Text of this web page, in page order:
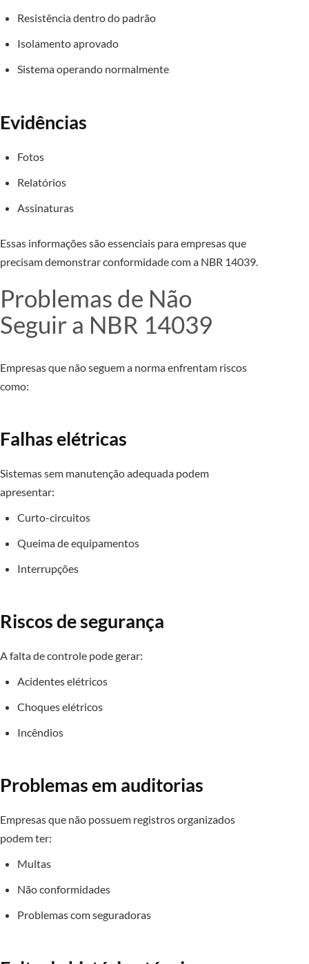
Resistência dentro do padrão
Isolamento aprovado
Sistema operando normalmente
Evidências
Fotos
Relatórios
Assinaturas
Essas informações são essenciais para empresas que
precisam demonstrar conformidade com a NBR 14039.
Problemas de Não
Seguir a NBR 14039
Empresas que não seguem a norma enfrentam riscos
como:
Falhas elétricas
Sistemas sem manutenção adequada podem
apresentar:
Curto-circuitos
Queima de equipamentos
Interrupções
Riscos de segurança
A falta de controle pode gerar:
Acidentes elétricos
Choques elétricos
Incêndios
Problemas em auditorias
Empresas que não possuem registros organizados
podem ter:
Multas
Não conformidades
Problemas com seguradoras